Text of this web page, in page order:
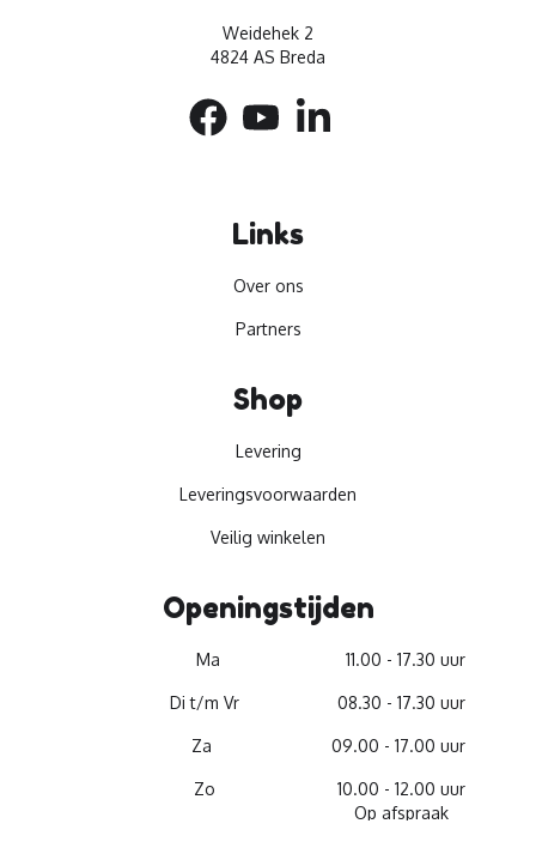
Weidehek 2
4824 AS Breda
Links
Over ons
Partners
Shop
Levering
Leveringsvoorwaarden
Veilig winkelen
Openingstijden
Ma 11.00 - 17.30 uur
Di t/m Vr 08.30 - 17.30 uur
Za 09.00 - 17.00 uur
Zo
10.00 - 12.00 uur
Op afspraak